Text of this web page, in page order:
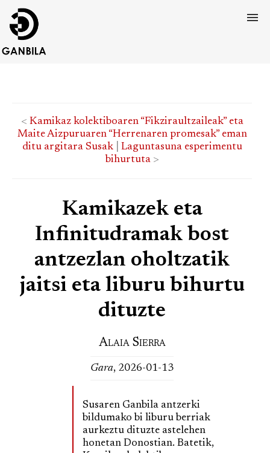
< Kamikaz kolektiboaren “Fikziraultzaileak” eta
Maite Aizpuruaren “Herrenaren promesak” eman
ditu argitara Susak| Laguntasuna esperimentu
bihurtuta>
Kamikazek eta
Infinitudramak bost
antzezlan oholtzatik
jaitsi eta liburu bihurtu
dituzte
Alaia Sierra
Gara, 2026-01-13
Susaren Ganbila antzerki
bildumako bi liburu berriak
aurkeztu dituzte astelehen
honetan Donostian. Batetik,